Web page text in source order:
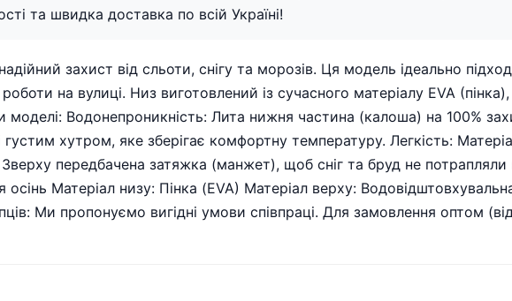
та швидка доставка по всій Україні!
захист від сльоти, снігу та морозів. Ця модель ідеально
на вулиці. Низ виготовлений із сучасного матеріалу EVA
моделі: Водонепроникність: Лита нижня частина (калоша) на 100%
густим хутром, яке зберігає комфортну температуру. Легкість:
Зверху передбачена затяжка (манжет), щоб сніг та бруд не
Матеріал низу: Пінка (EVA) Матеріал верху:
Ми пропонуємо вигідні умови співпраці. Для замовлення оптом